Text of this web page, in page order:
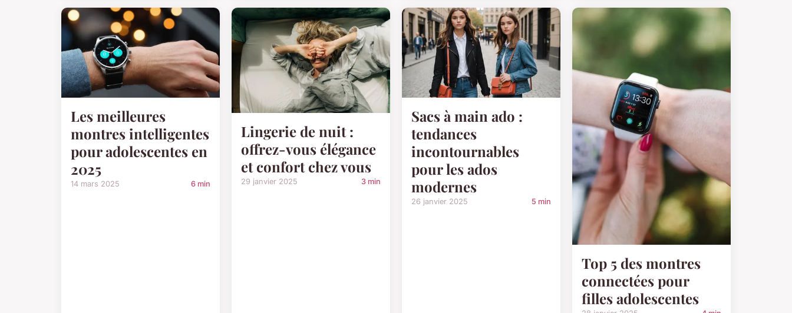
Les meilleures
montres intelligentes
pour adolescentes en
2025
14 mars 2025 6 min
Lingerie de nuit :
offrez-vous élégance
et confort chez vous
29 janvier 2025 3 min
Sacs à main ado :
tendances
incontournables
pour les ados
modernes
26 janvier 2025 5 min
Top 5 des montres
connectées pour
filles adolescentes